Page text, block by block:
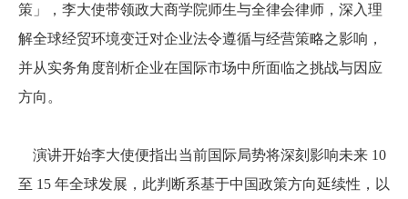
策」，李大使带领政大商学院师生与全律会律师，深入理
解全球经贸环境变迁对企业法令遵循与经营策略之影响，
并从实务角度剖析企业在国际市场中所面临之挑战与因应
方向。
演讲开始李大使便指出当前国际局势将深刻影响未来 10
至 15 年全球发展，此判断系基于中国政策方向延续性，以